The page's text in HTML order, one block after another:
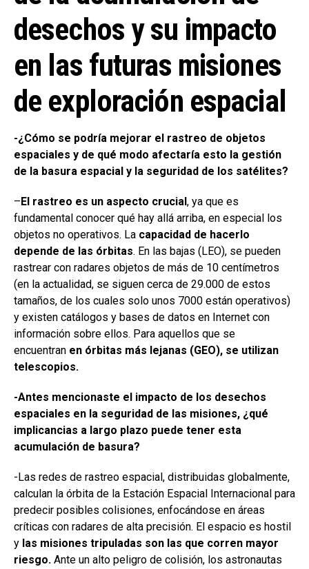
desechos y su impacto
en las futuras misiones
de exploración espacial
-¿Cómo se podría mejorar el rastreo de objetos
espaciales y de qué modo afectaría esto la gestión
de la basura espacial y la seguridad de los satélites?
–El rastreo es un aspecto crucial, ya que es
fundamental conocer qué hay allá arriba, en especial los
objetos no operativos. La capacidad de hacerlo
depende de las órbitas. En las bajas (LEO), se pueden
rastrear con radares objetos de más de 10 centímetros
(en la actualidad, se siguen cerca de 29.000 de estos
tamaños, de los cuales solo unos 7000 están operativos)
y existen catálogos y bases de datos en Internet con
información sobre ellos. Para aquellos que se
encuentran en órbitas más lejanas (GEO), se utilizan
telescopios.
-Antes mencionaste el impacto de los desechos
espaciales en la seguridad de las misiones, ¿qué
implicancias a largo plazo puede tener esta
acumulación de basura?
-Las redes de rastreo espacial, distribuidas globalmente,
calculan la órbita de la Estación Espacial Internacional para
predecir posibles colisiones, enfocándose en áreas
críticas con radares de alta precisión. El espacio es hostil
y las misiones tripuladas son las que corren mayor
riesgo. Ante un alto peligro de colisión, los astronautas